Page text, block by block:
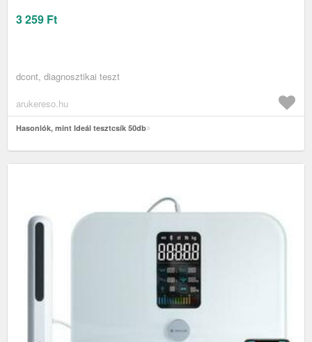
3 259 Ft
dcont, diagnosztikai teszt
arukereso.hu
Hasonlók, mint Ideál tesztcsík 50db